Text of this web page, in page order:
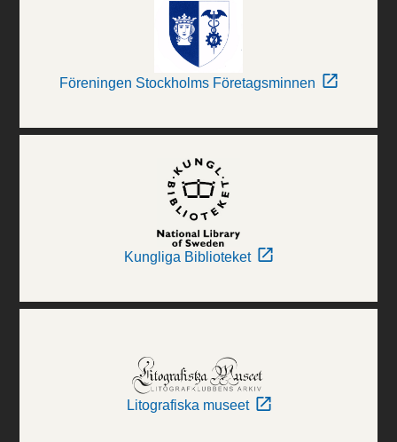
Föreningen Stockholms Företagsminnen
Kungliga Biblioteket
Litografiska museet